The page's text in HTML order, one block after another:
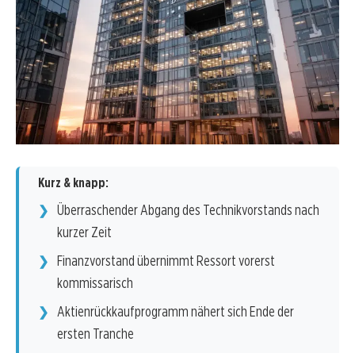
Kurz & knapp:
Überraschender Abgang des Technikvorstands nach
kurzer Zeit
Finanzvorstand übernimmt Ressort vorerst
kommissarisch
Aktienrückkaufprogramm nähert sich Ende der
ersten Tranche